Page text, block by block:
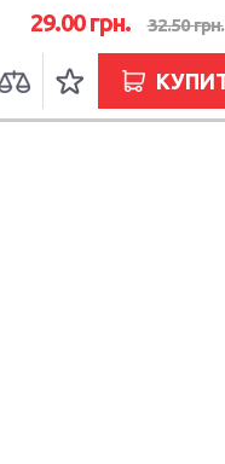
29.00 грн. 32.50 грн.